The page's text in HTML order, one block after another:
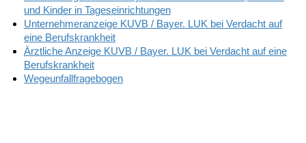
und Kinder in Tageseinrichtungen
Unternehmeranzeige KUVB / Bayer. LUK bei Verdacht auf
eine Berufskrankheit
Ärztliche Anzeige KUVB / Bayer. LUK bei Verdacht auf eine
Berufskrankheit
Wegeunfallfragebogen